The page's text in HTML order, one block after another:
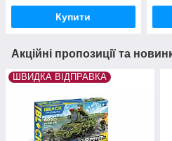
Купити
Акційні пропозиції та
ШВИДКА ВІДПРАВКА